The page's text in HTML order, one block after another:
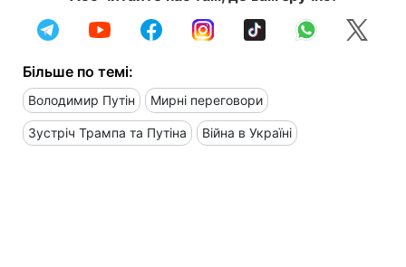
Більше по темі:
Володимир Путін Мирні переговори
Зустріч Трампа та Путіна Війна в Україні